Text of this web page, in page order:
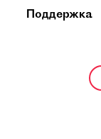
Поддержка